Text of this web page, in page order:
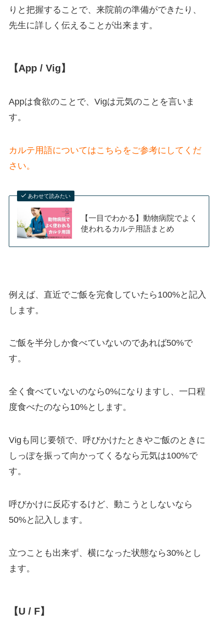
りと把握することで、来院前の準備ができたり、
先生に詳しく伝えることが出来ます。
【App / Vig】
Appは食欲のことで、Vigは元気のことを言いま
す。
カルテ用語についてはこちらをご参考にしてくだ
さい。
あわせて読みたい
【一目でわかる】動物病院でよく
使われるカルテ用語まとめ
例えば、直近でご飯を完食していたら100%と記入
します。
ご飯を半分しか食べていないのであれば50%で
す。
全く食べていないのなら0%になりますし、一口程
度食べたのなら10%とします。
Vigも同じ要領で、呼びかけたときやご飯のときに
しっぽを振って向かってくるなら元気は100%で
す。
呼びかけに反応するけど、動こうとしないなら
50%と記入します。
立つことも出来ず、横になった状態なら30%とし
ます。
【U / F】